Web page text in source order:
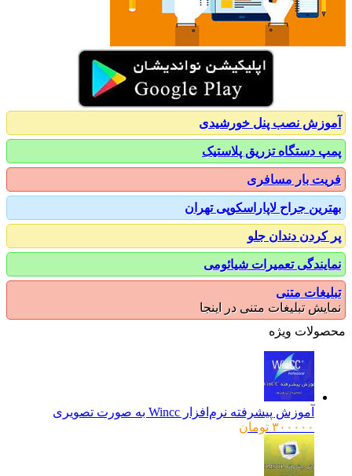
نصب پنل خورشیدی
دستگاه تزریق پلاستیک
بار مسافری
جراح لاپاراسکوپی تهران
دندان جلو
تعمیرات شیائومی
متنی
تبلیغات متنی در اینجا
ویژه
آموزش پیشرفته نرم‌افزار Wincc به صورت تصویری
۳۰۰۰۰۰ تومان